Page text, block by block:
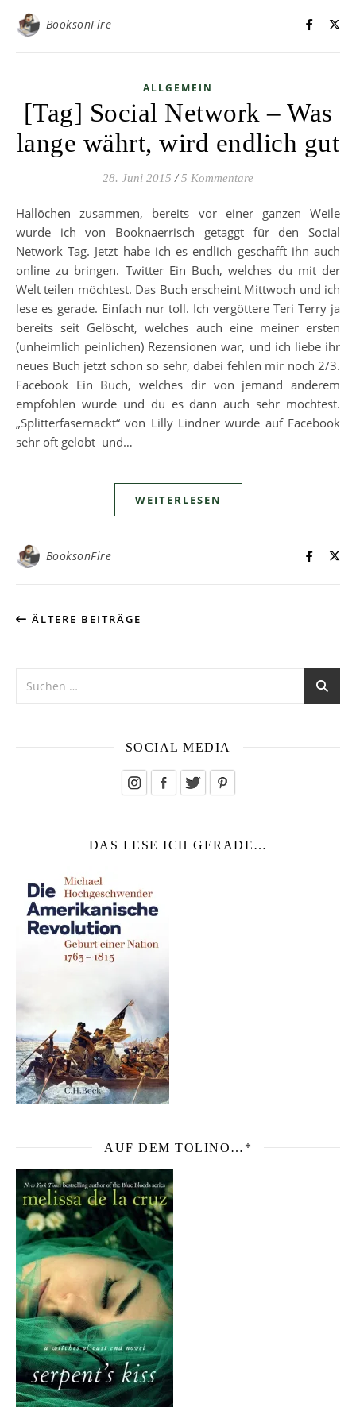
BooksonFire
ALLGEMEIN
[Tag] Social Network – Was
lange währt, wird endlich gut
28. Juni 2015 / 5 Kommentare
Hallöchen zusammen, bereits vor einer ganzen Weile
wurde ich von Booknaerrisch getaggt für den Social
Network Tag. Jetzt habe ich es endlich geschafft ihn auch
online zu bringen. Twitter Ein Buch, welches du mit der
Welt teilen möchtest. Das Buch erscheint Mittwoch und ich
lese es gerade. Einfach nur toll. Ich vergöttere Teri Terry ja
bereits seit Gelöscht, welches auch eine meiner ersten
(unheimlich peinlichen) Rezensionen war, und ich liebe ihr
neues Buch jetzt schon so sehr, dabei fehlen mir noch 2/3.
Facebook Ein Buch, welches dir von jemand anderem
empfohlen wurde und du es dann auch sehr mochtest.
„Splitterfasernackt“ von Lilly Lindner wurde auf Facebook
sehr oft gelobt und…
WEITERLESEN
BooksonFire
ÄLTERE BEITRÄGE
SOCIAL MEDIA
DAS LESE ICH GERADE…
AUF DEM TOLINO…*